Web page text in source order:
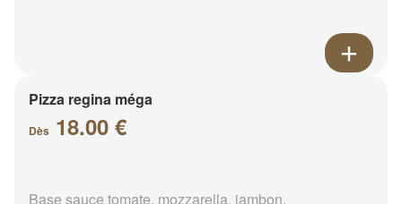
Pizza regina méga
Dès 18.00 €
Base sauce tomate, mozzarella, jambon,